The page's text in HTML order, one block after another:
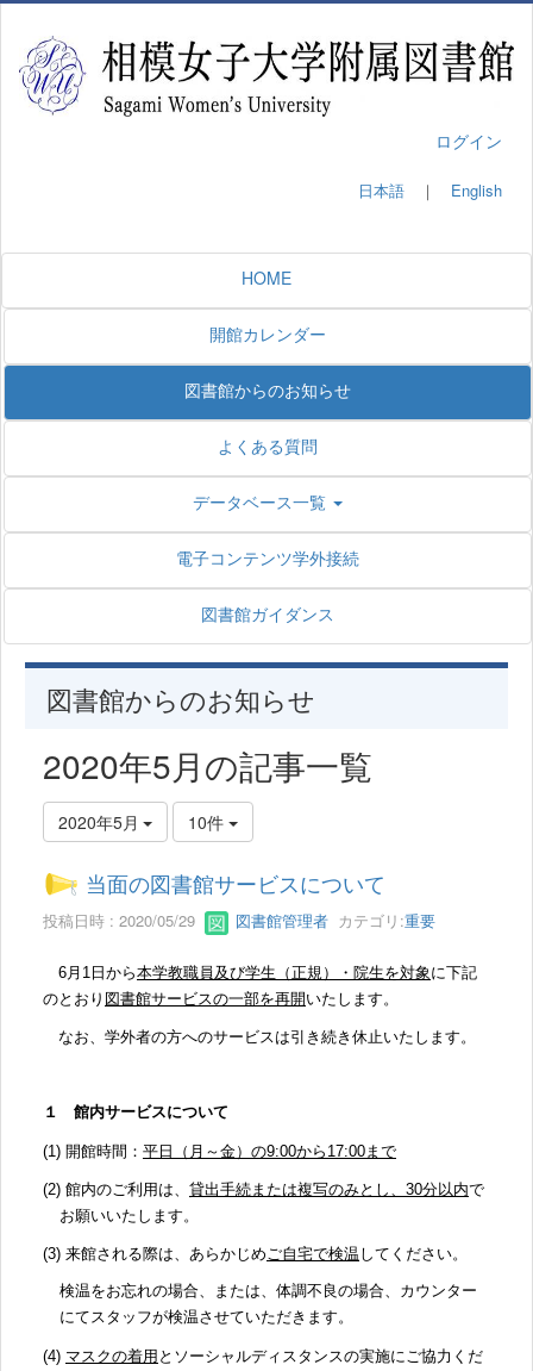
ログイン
日本語 ｜ English
HOME
開館カレンダー
図書館からのお知らせ
よくある質問
データベース一覧
電子コンテンツ学外接続
図書館ガイダンス
図書館からのお知らせ
2020年5月の記事一覧
2020年5月 10件
当面の図書館サービスについて
投稿日時 : 2020/05/29 図書館管理者 カテゴリ:重要
6 月 1 日から本学教職員及び学生（正規）・院生を対象 に下記
のとおり 図書館サービスの一部を再開 いたします。
なお、学外者の方へのサービスは引き続き休止いたします。
１ 館内サービスについて
(1) 開館時間： 平日（月～金）の9:00から 17:00 まで
(2) 館内のご利用は、 貸出手続または複写のみとし、 30分以内で
お願いいたします。
(3) 来館される際は、あらかじめ ご自宅で検温 してください。
検温をお忘れの場合、または、体調不良の場合、カウンター
にてスタッフが検温させていただきます。
(4) マスクの着用 とソーシャルディスタンスの実施にご協力くだ